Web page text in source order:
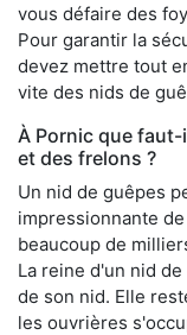
vous défaire des
Pour garantir la
devez mettre tout
vite des nids de
À Pornic que
et des frelons ?
Un nid de guêpes
impressionnante
beaucoup de
La reine d'un nid
de son nid. Elle
les ouvrières